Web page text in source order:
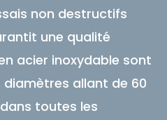
non destructifs
une qualité
acier inoxydable sont
allant de 60
toutes les